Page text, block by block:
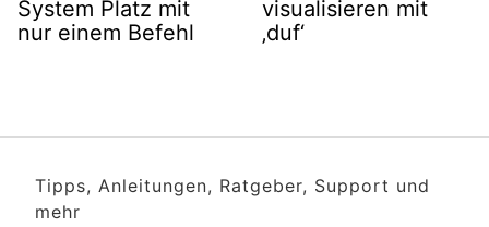
System Platz mit
nur einem Befehl
visualisieren mit
‚duf‘
Tipps, Anleitungen, Ratgeber, Support und
mehr